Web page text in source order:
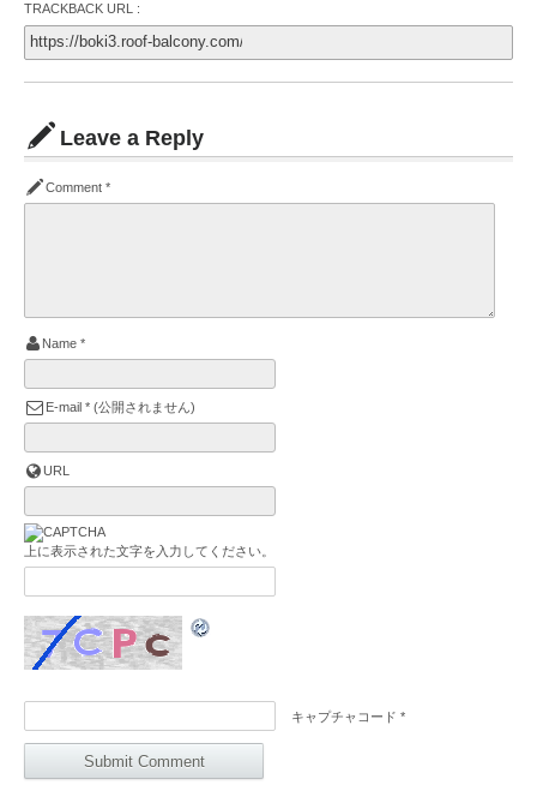
TRACKBACK URL :
Leave a Reply
Comment *
Name *
E-mail * (公開されません)
URL
上に表示された文字を入力してください。
キャプチャコード *